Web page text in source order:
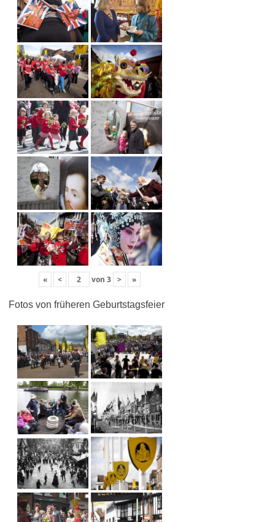
« < von 3 > »
Fotos von früheren Geburtstagsfeier